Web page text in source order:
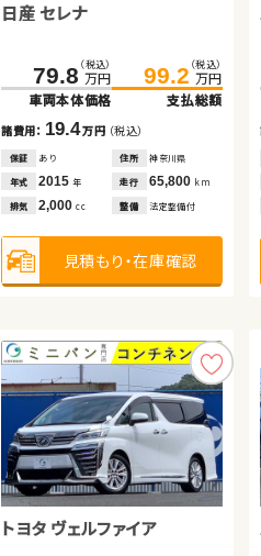
日産 セレナ
79.8 （税込）
万円
車両本体価格
99.2 （税込）
万円
支払総額
諸費用： 19.4万円 （税込）
保証 あり 住所
神奈川県
年式
2015年 走行 65,800 km
排気
2,000cc 整備 法定整備付
見積もり・在庫確認
トヨタ ヴェルファイア
トヨタ ヴォクシー
357.2 （税込）
万円
車両本体価格
371.1 （税込）
万円
支払総額
諸費用： 13.9万円 （税込）
保証 なし 住所
群馬県
年式
2023年 走行 12,400 km
排気
2,000cc 整備 なし
見積もり・在庫確認
トヨタ ノア
スズキ ワゴンＲ スマイル
119.7 （税込）
万円
車両本体価格
125.2 （税込）
万円
支払総額
諸費用： 5.5 万円（税込）
保証 なし 住所
岡山県
年式
2022年 走行 53,800 km
排気
660cc 整備 法定整備付
見積もり・在庫確認
ダイハツ ムーヴ キャンバス